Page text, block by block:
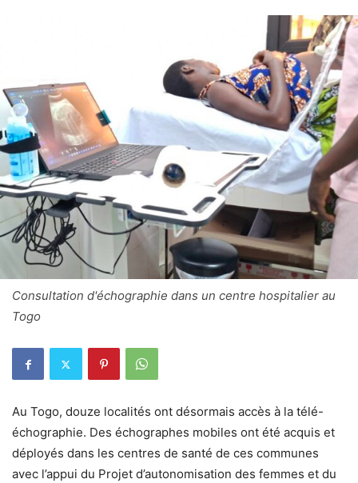
Consultation d'échographie dans un centre hospitalier au
Togo
Au Togo, douze localités ont désormais accès à la télé-
échographie. Des échographes mobiles ont été acquis et
déployés dans les centres de santé de ces communes
avec l’appui du Projet d’autonomisation des femmes et du